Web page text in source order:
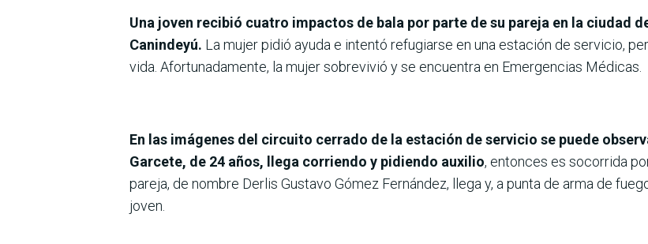
Una joven recibió cuatro impactos de bala por parte de su pareja en la ciudad
Canindeyú. La mujer pidió ayuda e intentó refugiarse en una estación de servicio,
vida. Afortunadamente, la mujer sobrevivió y se encuentra en Emergencias Médicas.
En las imágenes del circuito cerrado de la estación de servicio se puede
Garcete, de 24 años, llega corriendo y pidiendo auxilio, entonces es socorrida
pareja, de nombre Derlis Gustavo Gómez Fernández, llega y, a punta de arma de
joven.